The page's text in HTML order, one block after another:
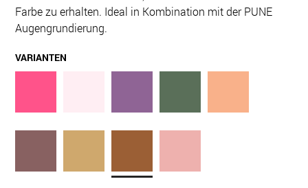
Farbe zu erhalten. Ideal in Kombination mit der PUNE
Augengrundierung.
VARIANTEN